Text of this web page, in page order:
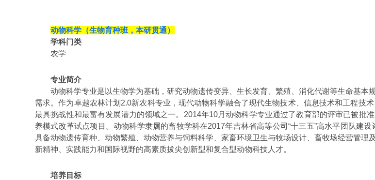
动物科学（生物育种班，本研贯通）
学科门类
农学
专业简介
动物科学专业是以生物学为基础，研究动物遗传变异、生长发育、繁殖、消化代谢等生命基
需求。作为卓越农林计划 2.0新农科专业，现代动物科学融合了现代生物技术、信息技术和工程技
最具挑战性和最富有发展潜力的领域之一。 2014年10月动物科学专业通过了教育部的评审已被批
养模式改革试点项目。动物科学隶属的畜牧学科在2017年吉林省高等公司“十三五”高水平团队建设
具备动物遗传育种、动物繁殖、动物营养与饲料科学、家畜环境卫生与牧场设计、畜牧场经营管理
新精神、实践能力和国际视野的高素质拔尖创新型和复合型动物科技人才。
培养目标